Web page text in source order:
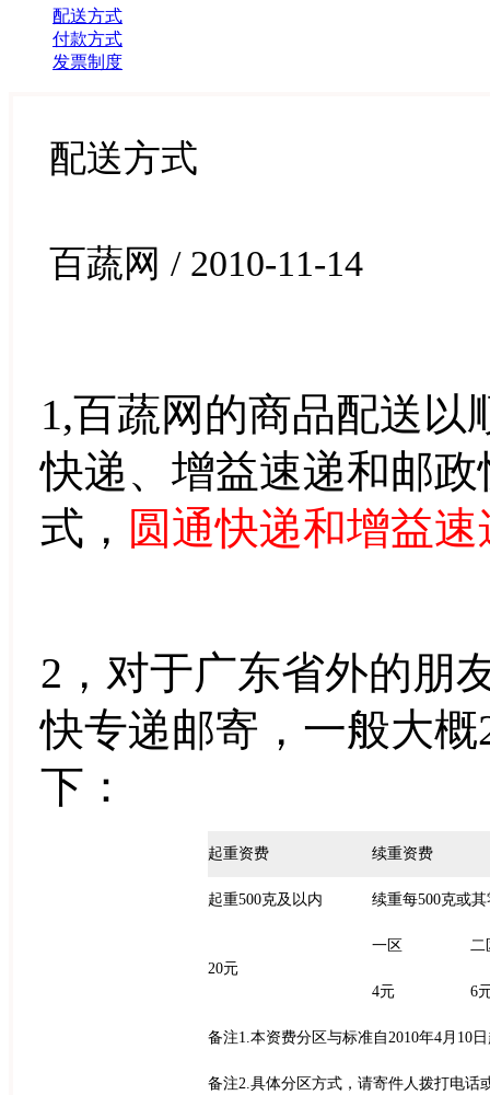
配送方式
付款方式
发票制度
配送方式
百蔬网 / 2010-11-14
1,百蔬网的商品配送
快递、增益速递和邮
式， 圆通快递和增益
2，对于广东省外的朋
快专递邮寄，一般大
下：
起重资费 续重资费
起重500克及以内 续重每500克或
20元
一区 二
4元 6
备注1.本资费分区与标准自2010年4月10
备注2.具体分区方式，请寄件人拨打电话